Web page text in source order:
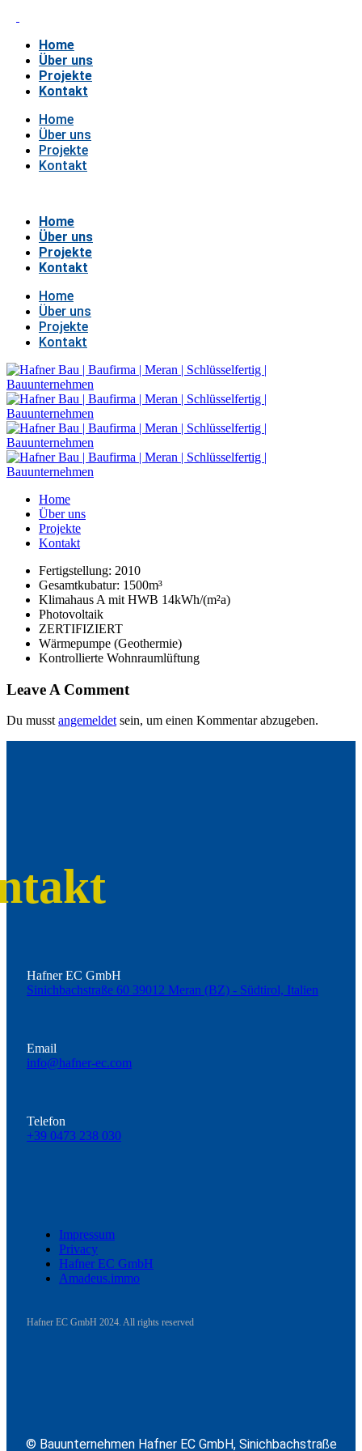
Home
Über uns
Projekte
Kontakt
Home
Über uns
Projekte
Kontakt
Home
Über uns
Projekte
Kontakt
Home
Über uns
Projekte
Kontakt
Home
Über uns
Projekte
Kontakt
Fertigstellung: 2010
Gesamtkubatur: 1500m³
Klimahaus A mit HWB 14kWh/(m²a)
Photovoltaik
ZERTIFIZIERT
Wärmepumpe (Geothermie)
Kontrollierte Wohnraumlüftung
Leave A Comment
Du musstangemeldetsein, um einen Kommentar abzugeben.
Hafner EC GmbH
Sinichbachstraße 60 39012 Meran (BZ) - Südtirol, Italien
Email
info@hafner-ec.com
Telefon
+39 0473 238 030
Impressum
Privacy
Hafner EC GmbH
Amadeus.immo
Hafner EC GmbH 2024. All rights reserved
© Bauunternehmen Hafner EC GmbH, Sinichbachstraße